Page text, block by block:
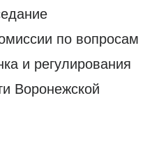
по вопросам
и регулирования
Воронежской